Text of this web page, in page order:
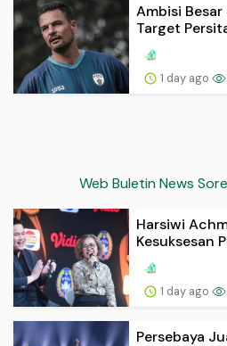
Ambisi
Target
1 day ago
Web Buletin News
Harsiwi
Kesuksesan
1 day ago
Persebaya